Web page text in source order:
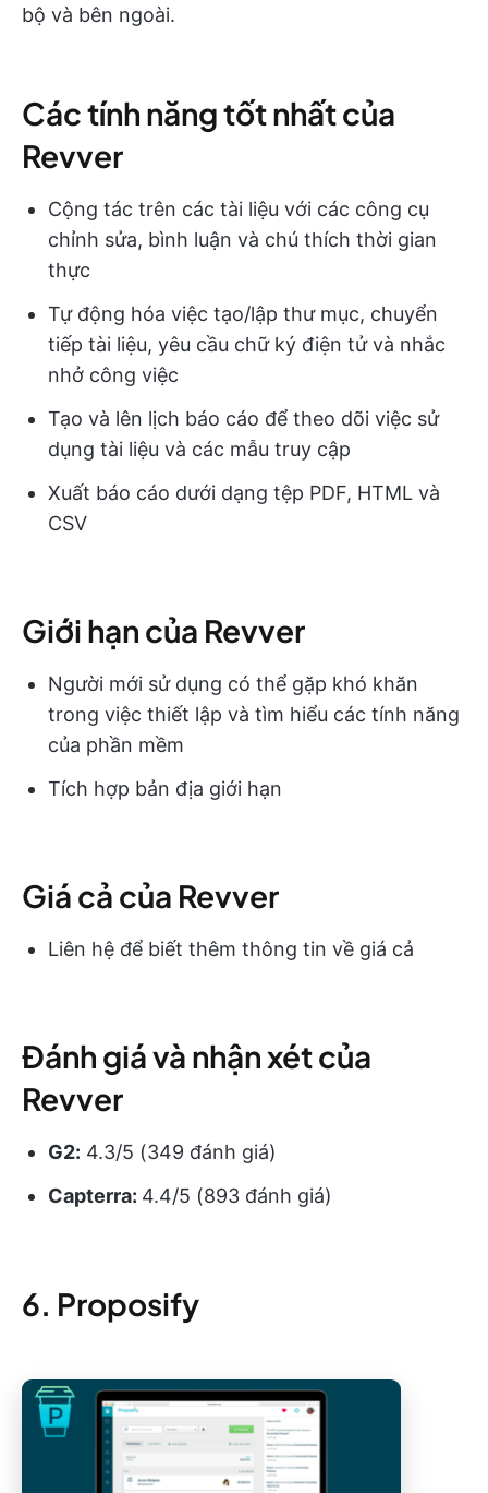
bộ và bên ngoài.
Các tính năng tốt nhất của
Revver
Cộng tác trên các tài liệu với các công cụ
chỉnh sửa, bình luận và chú thích thời gian
thực
Tự động hóa việc tạo/lập thư mục, chuyển
tiếp tài liệu, yêu cầu chữ ký điện tử và nhắc
nhở công việc
Tạo và lên lịch báo cáo để theo dõi việc sử
dụng tài liệu và các mẫu truy cập
Xuất báo cáo dưới dạng tệp PDF, HTML và
CSV
Giới hạn của Revver
Người mới sử dụng có thể gặp khó khăn
trong việc thiết lập và tìm hiểu các tính năng
của phần mềm
Tích hợp bản địa giới hạn
Giá cả của Revver
Liên hệ để biết thêm thông tin về giá cả
Đánh giá và nhận xét của
Revver
G2: 4.3/5 (349 đánh giá)
Capterra: 4.4/5 (893 đánh giá)
6. Proposify